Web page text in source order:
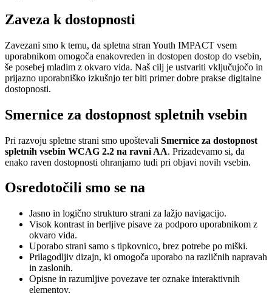
Zaveza k dostopnosti
Zavezani smo k temu, da spletna stran Youth IMPACT vsem
uporabnikom omogoča enakovreden in dostopen dostop do vsebin,
še posebej mladim z okvaro vida. Naš cilj je ustvariti vključujočo in
prijazno uporabniško izkušnjo ter biti primer dobre prakse digitalne
dostopnosti.
Smernice za dostopnost spletnih vsebin
Pri razvoju spletne strani smo upoštevali Smernice za dostopnost
spletnih vsebin WCAG 2.2 na ravni AA. Prizadevamo si, da
enako raven dostopnosti ohranjamo tudi pri objavi novih vsebin.
Osredotočili smo se na
Jasno in logično strukturo strani za lažjo navigacijo.
Visok kontrast in berljive pisave za podporo uporabnikom z
okvaro vida.
Uporabo strani samo s tipkovnico, brez potrebe po miški.
Prilagodljiv dizajn, ki omogoča uporabo na različnih napravah
in zaslonih.
Opisne in razumljive povezave ter oznake interaktivnih
elementov.